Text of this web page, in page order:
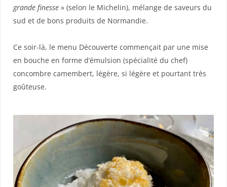
grande finesse » (selon le Michelin), mélange de saveurs du
sud et de bons produits de Normandie.
Ce soir-là, le menu Découverte commençait par une mise
en bouche en forme d’émulsion (spécialité du chef)
concombre camembert, légère, si légère et pourtant très
goûteuse.